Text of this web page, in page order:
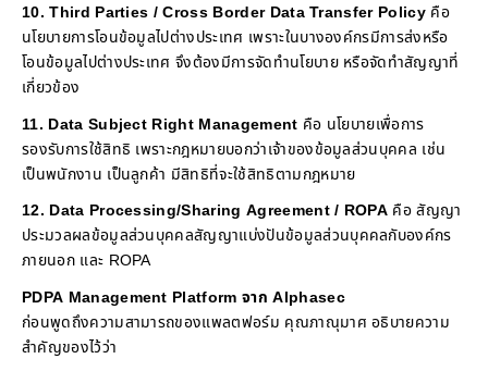
10. Third Parties / Cross Border Data Transfer Policyคือ
นโยบายการโอนข้อมูลไปต่างประเทศ เพราะในบางองค์กรมีการส่งหรือ
โอนข้อมูลไปต่างประเทศ จึงต้องมีการจัดทำนโยบาย หรือจัดทำสัญญาที่
เกี่ยวข้อง
11. Data Subject Right Management คือ นโยบายเพื่อการ
รองรับการใช้สิทธิ เพราะกฎหมายบอกว่าเจ้าของข้อมูลส่วนบุคคล เช่น
เป็นพนักงาน เป็นลูกค้า มีสิทธิที่จะใช้สิทธิตามกฎหมาย
12. Data Processing/Sharing Agreement / ROPA คือ สัญญา
ประมวลผลข้อมูลส่วนบุคคลสัญญาแบ่งปันข้อมูลส่วนบุคคลกับองค์กร
ภายนอก และ ROPA
PDPA Management Platform จาก Alphasec
ก่อนพูดถึงความสามารถของแพลตฟอร์ม คุณภาณุมาศ อธิบายความ
สำคัญของไว้ว่า